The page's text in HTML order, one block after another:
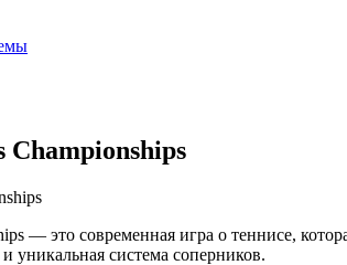
— это современная игра о теннисе,
уникальная система соперников.